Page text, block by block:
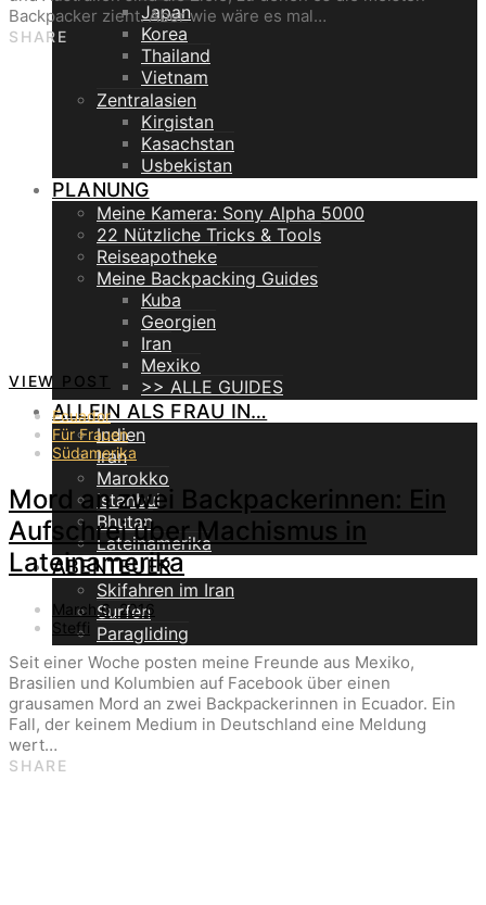
Japan
Korea
Thailand
Vietnam
Zentralasien
Kirgistan
Kasachstan
Usbekistan
PLANUNG
Meine Kamera: Sony Alpha 5000
22 Nützliche Tricks & Tools
Reiseapotheke
Meine Backpacking Guides
Kuba
Georgien
Iran
Mexiko
>> ALLE GUIDES
ALLEIN ALS FRAU IN…
Indien
Iran
Marokko
Istanbul
Bhutan
Lateinamerika
ABENTEUER
Skifahren im Iran
Surfen
Paragliding
Backpacker zieht. Aber wie wäre es mal…
SHARE
VIEW POST
Ecuador
Für Frauen
Südamerika
Mord an zwei Backpackerinnen: Ein
Aufschrei über Machismus in
Lateinamerika
March 6, 2016
Steffi
Seit einer Woche posten meine Freunde aus Mexiko,
Brasilien und Kolumbien auf Facebook über einen
grausamen Mord an zwei Backpackerinnen in Ecuador. Ein
Fall, der keinem Medium in Deutschland eine Meldung
wert…
SHARE